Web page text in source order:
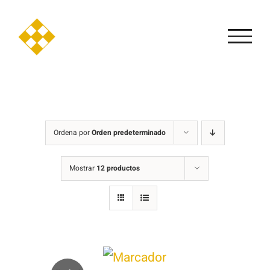
contenido
Ordena porOrden predeterminado
Mostrar 12 productos